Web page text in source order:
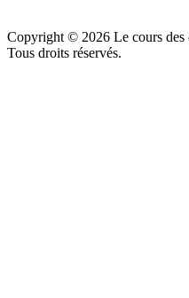
Copyright © 2026 Le cours des
Tous droits réservés.